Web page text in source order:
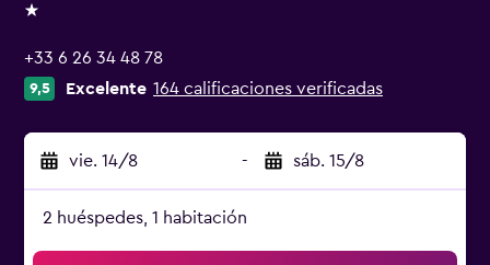
1 estrella
+33 6 26 34 48 78
9,5 Excelente 164 calificaciones verificadas
vie. 14/8 - sáb. 15/8
2 huéspedes, 1 habitación